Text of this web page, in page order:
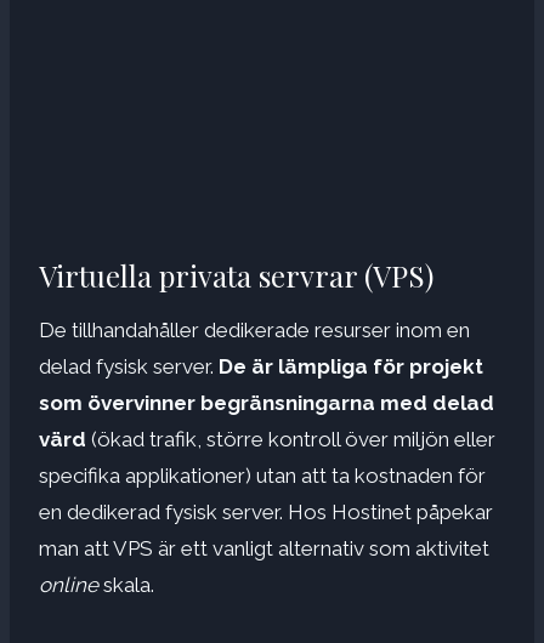
Virtuella privata servrar (VPS)
De tillhandahåller dedikerade resurser inom en
delad fysisk server. De är lämpliga för projekt
som övervinner begränsningarna med delad
värd (ökad trafik, större kontroll över miljön eller
specifika applikationer) utan att ta kostnaden för
en dedikerad fysisk server. Hos Hostinet påpekar
man att VPS är ett vanligt alternativ som aktivitet
onlineskala.